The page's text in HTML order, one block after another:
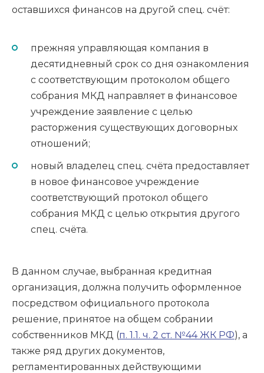
оставшихся финансов на другой спец. счёт:
прежняя управляющая компания в
десятидневный срок со дня ознакомления
с соответствующим протоколом общего
собрания МКД направляет в финансовое
учреждение заявление с целью
расторжения существующих договорных
отношений;
новый владелец спец. счёта предоставляет
в новое финансовое учреждение
соответствующий протокол общего
собрания МКД с целью открытия другого
спец. счёта.
В данном случае, выбранная кредитная
организация, должна получить оформленное
посредством официального протокола
решение, принятое на общем собрании
собственников МКД (п. 1.1. ч. 2 ст. №44 ЖК РФ), а
также ряд других документов,
регламентированных действующими